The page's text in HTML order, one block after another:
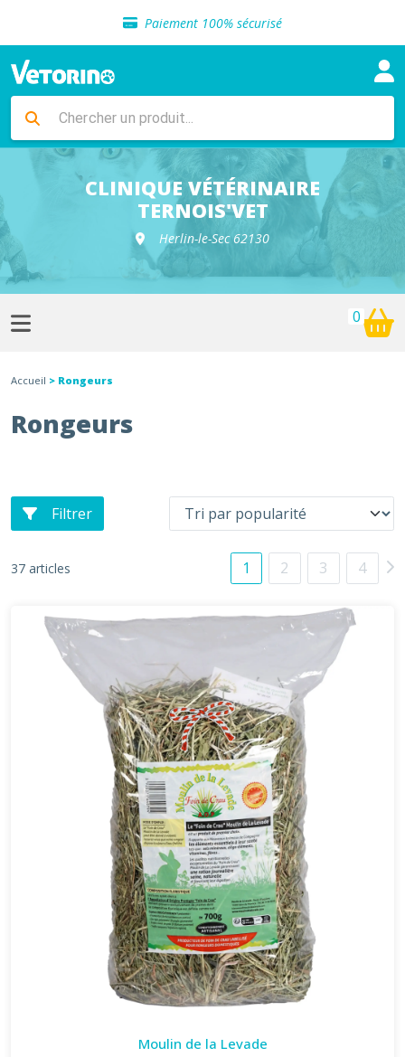
Paiement 100% sécurisé
Livraison gratuite en clinique vétérinaire
Sélection de croquettes vétérinaire
Livraison gratuite en clinique vétérinaire
Retour gratuit en clinique
Sélection de croquettes vétérinaire
CLINIQUE VÉTÉRINAIRE
TERNOIS'VET
Herlin-le-Sec 62130
0
Accueil > Rongeurs
Rongeurs
Filtrer
37 articles 1 2 3 4
Moulin de la Levade